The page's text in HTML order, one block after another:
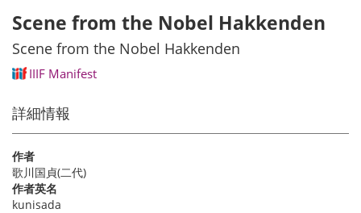
Scene from the Nobel Hakkenden
Scene from the Nobel Hakkenden
IIIF Manifest
詳細情報
作者
歌川国貞(二代)
作者英名
kunisada